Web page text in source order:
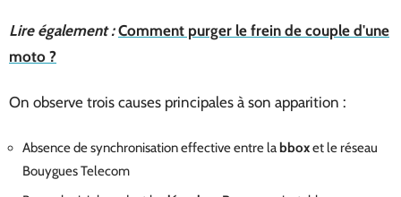
Lire également : Comment purger le frein de couple d'une
moto ?
On observe trois causes principales à son apparition :
Absence de synchronisation effective entre la bboxet le réseau
Bouygues Telecom